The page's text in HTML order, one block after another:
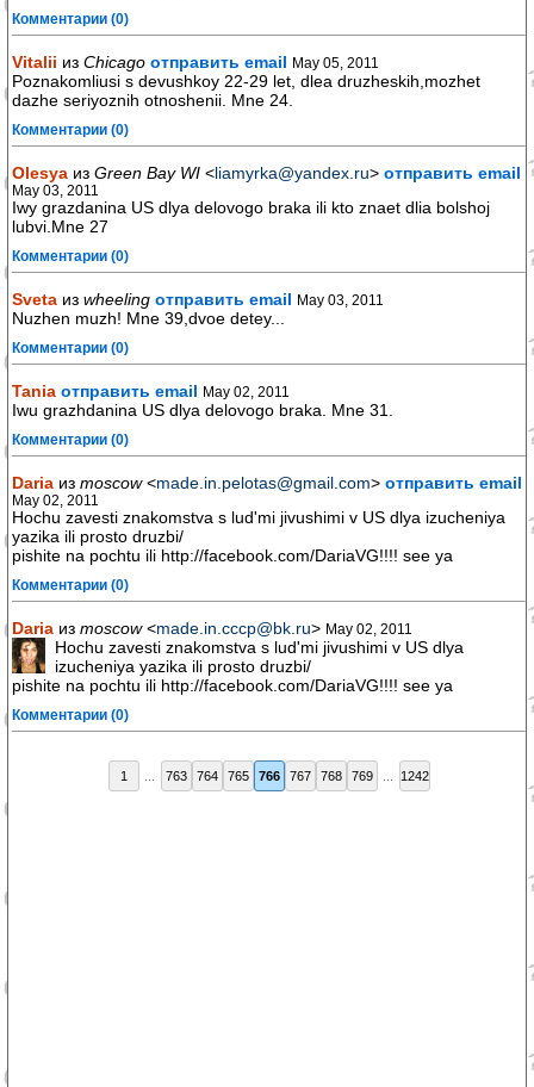
Комментарии (0)
Vitalii из Chicago отправить email May 05, 2011
Poznakomliusi s devushkoy 22-29 let, dlea druzheskih,mozhet
dazhe seriyoznih otnoshenii. Mne 24.
Комментарии (0)
Olesya из Green Bay WI <liamyrka@yandex.ru> отправить email
May 03, 2011
Iwy grazdanina US dlya delovogo braka ili kto znaet dlia bolshoj
lubvi.Mne 27
Комментарии (0)
Sveta из wheeling отправить email May 03, 2011
Nuzhen muzh! Mne 39,dvoe detey...
Комментарии (0)
Tania отправить email May 02, 2011
Iwu grazhdanina US dlya delovogo braka. Mne 31.
Комментарии (0)
Daria из moscow<made.in.pelotas@gmail.com> отправить email
May 02, 2011
Hochu zavesti znakomstva s lud'mi jivushimi v US dlya izucheniya
yazika ili prosto druzbi/
pishite na pochtu ili http://facebook.com/DariaVG!!!! see ya
Комментарии (0)
Daria из moscow<made.in.cccp@bk.ru> May 02, 2011
Hochu zavesti znakomstva s lud'mi jivushimi v US dlya
izucheniya yazika ili prosto druzbi/
pishite na pochtu ili http://facebook.com/DariaVG!!!! see ya
Комментарии (0)
1 763 764 765 766 767 768 769 1242